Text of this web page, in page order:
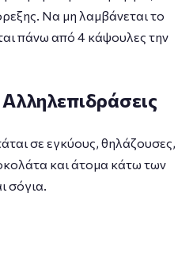
Να μη λαμβάνεται το
πάνω από 4 κάψουλες την
Αλληλεπιδράσεις
σε εγκύους, θηλάζουσες,
και άτομα κάτω των
σόγια.